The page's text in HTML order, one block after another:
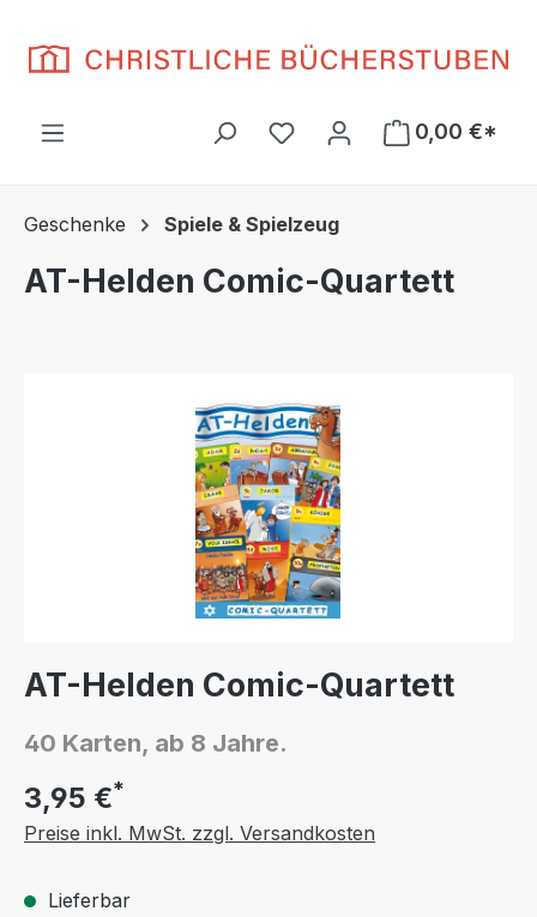
Du hast 0 Produkte auf
0,00 €*
Geschenke Spiele & Spielzeug
AT-Helden Comic-Quartett
AT-Helden Comic-Quartett
40 Karten, ab 8 Jahre.
3,95 €*
Preise inkl. MwSt. zzgl. Versandkosten
Lieferbar